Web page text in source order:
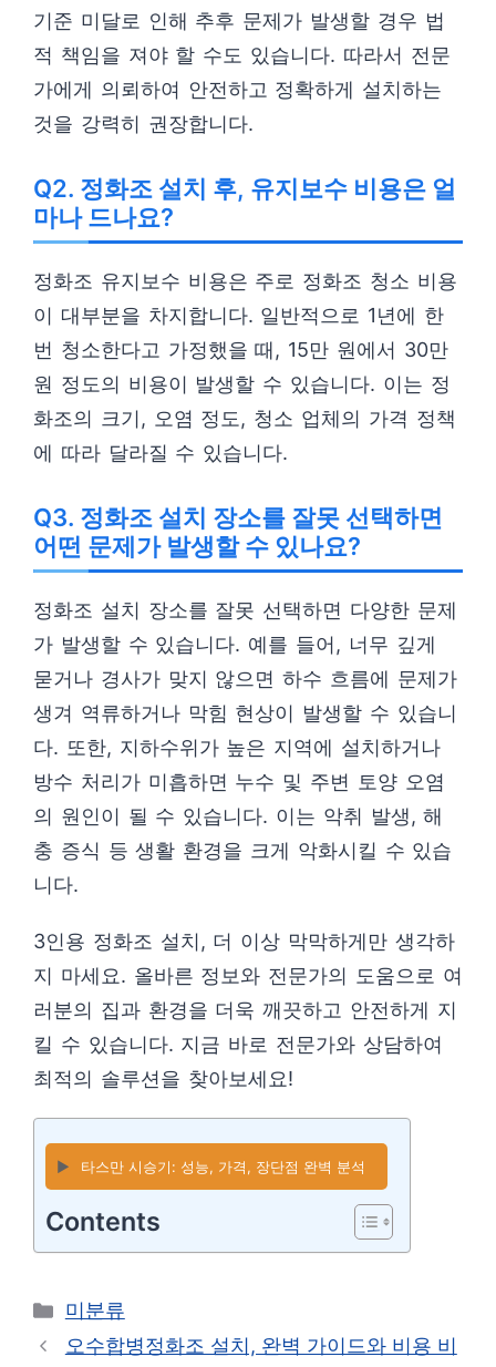
기준 미달로 인해 추후 문제가 발생할 경우 법
적 책임을 져야 할 수도 있습니다. 따라서 전문
가에게 의뢰하여 안전하고 정확하게 설치하는
것을 강력히 권장합니다.
Q2. 정화조 설치 후, 유지보수 비용은 얼
마나 드나요?
정화조 유지보수 비용은 주로 정화조 청소 비용
이 대부분을 차지합니다. 일반적으로 1년에 한
번 청소한다고 가정했을 때, 15만 원에서 30만
원 정도의 비용이 발생할 수 있습니다. 이는 정
화조의 크기, 오염 정도, 청소 업체의 가격 정책
에 따라 달라질 수 있습니다.
Q3. 정화조 설치 장소를 잘못 선택하면
어떤 문제가 발생할 수 있나요?
정화조 설치 장소를 잘못 선택하면 다양한 문제
가 발생할 수 있습니다. 예를 들어, 너무 깊게
묻거나 경사가 맞지 않으면 하수 흐름에 문제가
생겨 역류하거나 막힘 현상이 발생할 수 있습니
다. 또한, 지하수위가 높은 지역에 설치하거나
방수 처리가 미흡하면 누수 및 주변 토양 오염
의 원인이 될 수 있습니다. 이는 악취 발생, 해
충 증식 등 생활 환경을 크게 악화시킬 수 있습
니다.
3인용 정화조 설치, 더 이상 막막하게만 생각하
지 마세요. 올바른 정보와 전문가의 도움으로 여
러분의 집과 환경을 더욱 깨끗하고 안전하게 지
킬 수 있습니다. 지금 바로 전문가와 상담하여
최적의 솔루션을 찾아보세요!
▶️ 타스만 시승기: 성능, 가격, 장단점 완벽 분석
Contents
카
테
미분류
오수합병정화조 설치, 완벽 가이드와 비용 비